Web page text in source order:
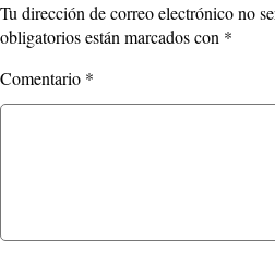
Tu dirección de correo electrónico no
obligatorios están marcados con *
Comentario *